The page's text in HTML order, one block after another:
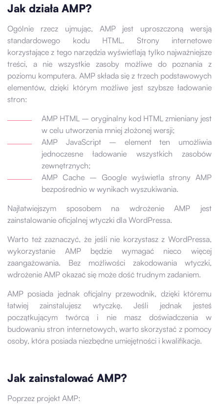
Jak działa AMP?
Ogólnie rzecz ujmując, AMP jest uproszczoną wersją
standardowego kodu HTML. Strony internetowe
korzystające z tego narzędzia wyświetlają tylko najważniejsze
treści, a nie wszystkie zasoby możliwe do poznania z
poziomu komputera. AMP składa się z trzech podstawowych
elementów, dzięki którym możliwe jest szybsze ładowanie
stron:
AMP HTML – oryginalny kod HTML zmieniany jest
w celu utworzenia mniej złożonej wersji;
AMP JavaScript – element ten umożliwia
jednoczesne ładowanie wszystkich zasobów
zewnętrznych;
AMP Cache – Google wyświetla strony AMP
bezpośrednio w wynikach wyszukiwania.
Najłatwiejszym sposobem na wdrożenie AMP jest
zainstalowanie oficjalnej wtyczki dla WordPressa.
Warto też zaznaczyć, że jeśli nie korzystasz z WordPressa,
wykorzystanie AMP będzie wymagać nieco więcej
zaangażowania. Bez możliwości zakodowania wtyczki,
wdrożenie AMP okazać się może dość trudnym zadaniem.
AMP posiada jednak oficjalny przewodnik, dzięki któremu
łatwiej zainstalujesz wtyczkę. Jeśli jednak jesteś
początkującym twórcą i nie masz doświadczenia w
budowaniu stron internetowych, warto skorzystać z pomocy
osoby, która posiada niezbędne umiejętności i kwalifikacje.
Jak zainstalować AMP?
Poprzez projekt AMP: